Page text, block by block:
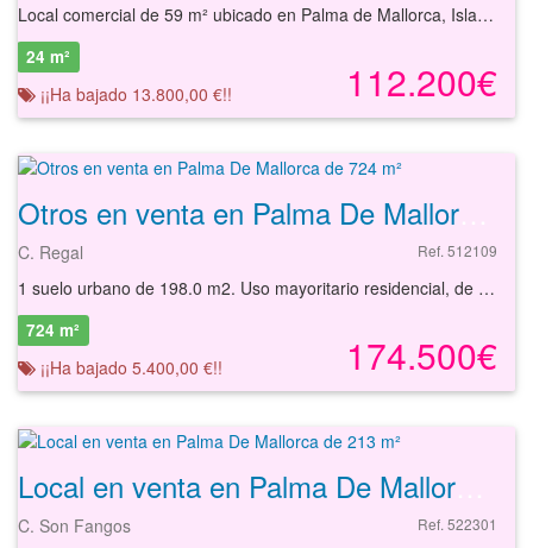
Local comercial de 59 m² ubicado en Palma de Mallorca, Islas Baleares. Se trata de un lote formado por dos locales comerciales que tienen un total de 59 m² distribuidos en varias dependencias. Cuenta con acceso directo desde calle, lo que facilita la entrada y salida de clientes y proveedores. Incluye un trastero de 14 m². El local comercial se sitúa en el barrio de Les Meravelles, en la zona costera de Palma de Mallorca, con excelentes accesos a través de la autovía Ma-19, que conecta rápidamente con el centro de la ciudad y el aeropuerto de Palma. La zona dispone de una amplia oferta de transporte público, incluyendo varias líneas de autobús urbano que comunican con diferentes puntos de Palma y el resto de la isla. Además, la proximidad al Aeropuerto de Palma de Mallorca facilita la llegada de visitantes y clientes tanto nacionales como internacionales. En el entorno inmediato se pueden encontrar servicios como supermercados, restaurantes, instalaciones deportivas, centros educativos, oficinas bancarias y otros negocios comerciales. Entre los puntos de interés cercanos destacan la Playa de s´Arenal, uno de los principales atractivos turísticos de la ciudad, el Palma Aquarium, el Club Náutico Arenal y el Parque de la Ribera. Asimismo, en las proximidades se localizan centros de salud y el Hospital Sant Joan de Déu Palma-Inca, garantizando una atención sanitaria de calidad. La zona cuenta también con acceso a centros comerciales y una variada oferta de ocio y servicios, lo que contribuye a la dinamización comercial y empresarial del área. Con nuestros servicios podrá encontrar el local comercial que necesita y asegurar su inversión con el mejor de los asesoramientos especializados. Empiece ahora mismo pidiendo más información. Un responsable cercano a usted le atenderá personalmente.
112.200€
24 m²
¡¡Ha bajado 13.800,00 €!!
C. Regal Ref. 512109
1 suelo urbano de 198.0 m2. Uso mayoritario residencial, de 540 m2 de 540 m2 de edificabilidad total, y con un máximo de 7 viviendas.Suelo que actualmente no es apto para construir por estar condicionado a la ejecución y/o tramitación de algún instrumento de gestión urbanística, no habiendo adquirido la condición de ¿solar¿.
174.500€
724 m²
¡¡Ha bajado 5.400,00 €!!
C. Son Fangos Ref. 522301